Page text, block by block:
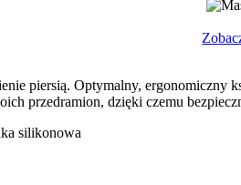
piersią. Optymalny, ergonomiczny
przedramion, dzięki czemu
silikonowa